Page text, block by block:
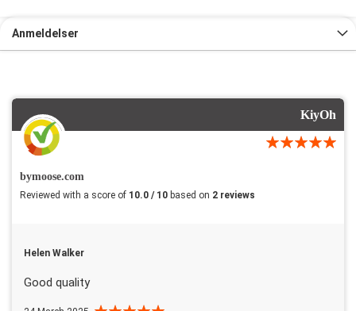
Anmeldelser
KiyOh
bymoose.com
Reviewed with a score of 10.0 / 10 based on 2 reviews
Helen Walker
Good quality